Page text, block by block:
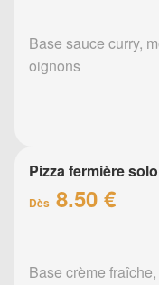
Base sauce curry,
oignons
Pizza fermière solo
Dès 8.50 €
Base crème